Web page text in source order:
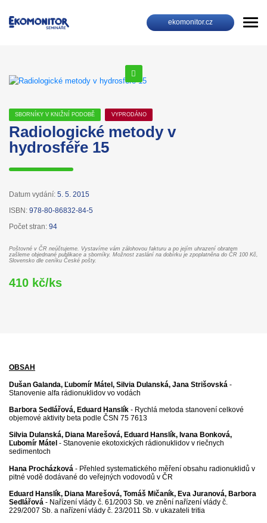
ekomonitor.cz
SBORNÍKY V KNIŽNÍ PODOBĚ VYPRODÁNO
Radiologické metody v
hydrosféře 15
Datum vydání: 5. 5. 2015
ISBN: 978-80-86832-84-5
Počet stran: 94
Poštovné v ČR neúčtujeme. Vystavíme vám zálohovou fakturu a po jejím uhrazení obratem
zašleme objednané publikace a sborníky. Možnost zaslání na dobírku je zpoplatněna do ČR 100 Kč,
Slovensko dle ceníku České pošty.
410 kč/ks
OBSAH
Dušan Galanda, Ľubomír Mátel, Silvia Dulanská, Jana Strišovská -
Stanovenie alfa rádionuklidov vo vodách
Barbora Sedlářová, Eduard Hanslík - Rychlá metoda stanovení celkové
objemové aktivity beta podle ČSN 75 7613
Silvia Dulanská, Diana Marešová, Eduard Hanslík, Ivana Bonková,
Ľubomír Mátel - Stanovenie ekotoxických rádionuklidov v riečnych
sedimentoch
Hana Procházková - Přehled systematického měření obsahu radionuklidů v
pitné vodě dodávané do veřejných vodovodů v ČR
Eduard Hanslík, Diana Marešová, Tomáš Mičaník, Eva Juranová, Barbora
Sedlářová - Nařízení vlády č. 61/2003 Sb. ve znění nařízení vlády č.
229/2007 Sb. a nařízení vlády č. 23/2011 Sb. v ukazateli tritia